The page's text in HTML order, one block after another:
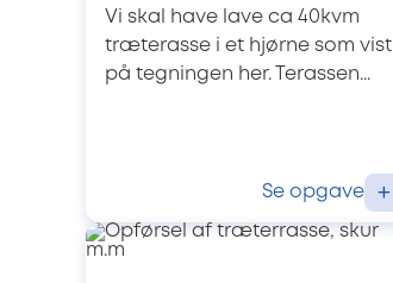
Vi skal have lave ca 40kvm
træterasse i et hjørne som vist
på tegningen her. Terassen...
Se opgave +